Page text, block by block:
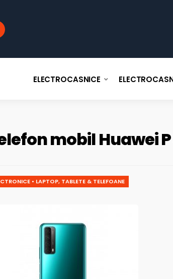
ELECTROCASNICE
mobil Huawei
• LAPTOP, TABLETE & TELEFOANE